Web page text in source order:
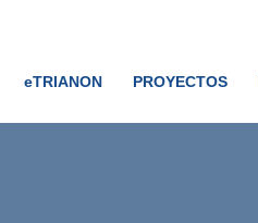
eTRIANON PROYECTOS